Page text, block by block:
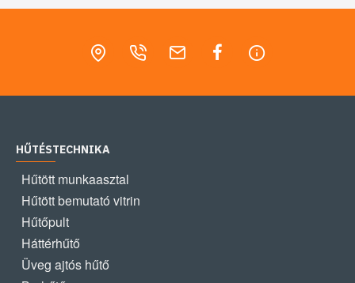
HŰTÉSTECHNIKA
Hűtött munkaasztal
Hűtött bemutató vitrin
Hűtőpult
Háttérhűtő
Üveg ajtós hűtő